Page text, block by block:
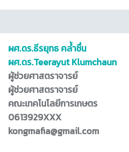
ผศ.ดร.ธีรยุทธ คล้ำชื่น
ผศ.ดร.Teerayut Klumchaun
ผู้ช่วยศาสตราจารย์
ผู้ช่วยศาสตราจารย์
คณะเทคโนโลยีการเกษตร
0613929XXX
kongmafia@gmail.com